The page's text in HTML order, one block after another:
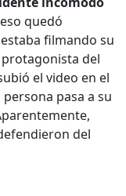
quedó
filmando su
protagonista del
el video en el
pasa a su
del